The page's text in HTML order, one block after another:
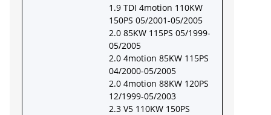
1.9 TDI 4motion 110KW
150PS 05/2001-05/2005
2.0 85KW 115PS 05/1999-
05/2005
2.0 4motion 85KW 115PS
04/2000-05/2005
2.0 4motion 88KW 120PS
12/1999-05/2003
2.3 V5 110KW 150PS